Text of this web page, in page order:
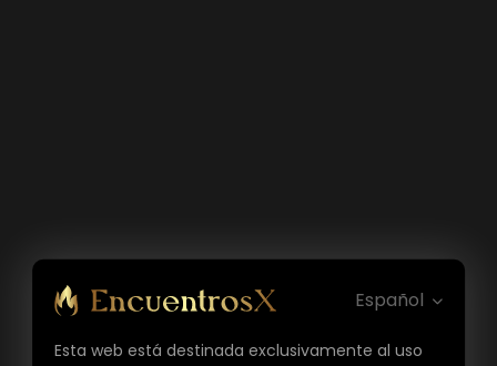
Español
Esta web está destinada exclusivamente al uso